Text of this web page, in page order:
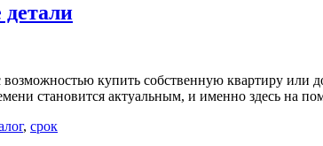
купить собственную квартиру или
становится актуальным, и именно здесь на
, срок